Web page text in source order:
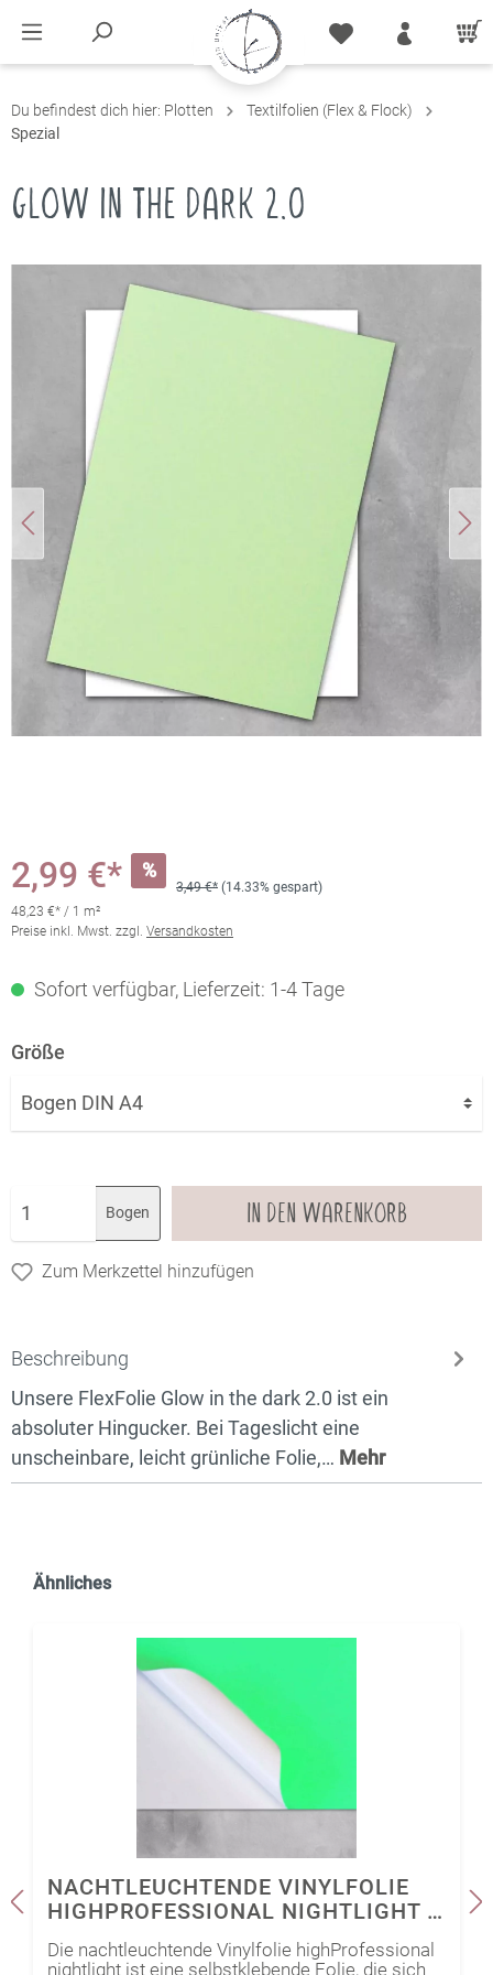
Du befindest dich hier: Plotten
Textilfolien (Flex & Flock)
Spezial
GLOW IN THE DARK 2.0
2,99 €* %
3,49 €* (14.33% gespart)
48,23 €* / 1 m²
Preise inkl. Mwst. zzgl. Versandkosten
Sofort verfügbar, Lieferzeit: 1-4 Tage
Größe
Bogen IN DEN WARENKORB
Zum Merkzettel hinzufügen
Beschreibung
Unsere FlexFolie Glow in the dark 2.0 ist ein
absoluter Hingucker. Bei Tageslicht eine
unscheinbare, leicht grünliche Folie,… Mehr
Ähnliches
NACHTLEUCHTENDE VINYLFOLIE
HIGHPROFESSIONAL NIGHTLIGHT -
Die nachtleuchtende Vinylfolie highProfessional
nightlight ist eine selbstklebende Folie, die sich